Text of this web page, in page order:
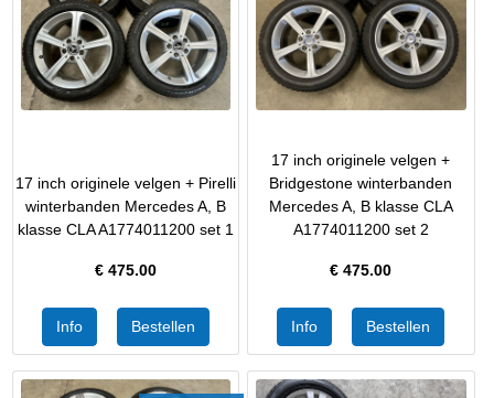
17 inch originele velgen + Pirelli
winterbanden Mercedes A, B
klasse CLA A1774011200 set 1
€ 475.00
17 inch originele velgen +
Bridgestone winterbanden
Mercedes A, B klasse CLA
A1774011200 set 2
€475.00